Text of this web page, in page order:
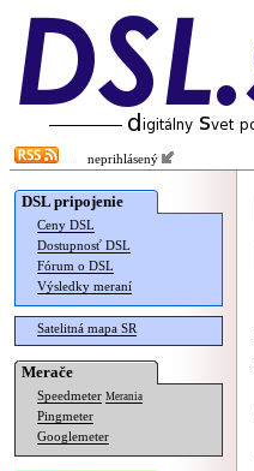
neprihlásený
DSL pripojenie
Ceny DSL
Dostupnosť DSL
Fórum o DSL
Výsledky meraní
Satelitná mapa SR
Merače
Speedmeter Merania
Pingmeter
Googlemeter